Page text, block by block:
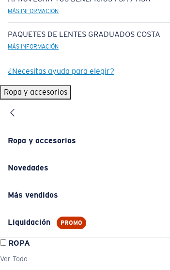
MÁS INFORMACIÓN
PAQUETES DE LENTES GRADUADOS COSTA
MÁS INFORMACIÓN
¿Necesitas ayuda para elegir?
Ropa y accesorios
Ropa y accesorios
Novedades
Más vendidos
Liquidación PROMO
ROPA
Ver Todo